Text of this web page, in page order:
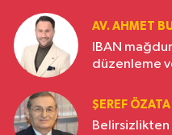
AV. AHMET
IBAN
düzenleme
ŞEREF ÖZATA